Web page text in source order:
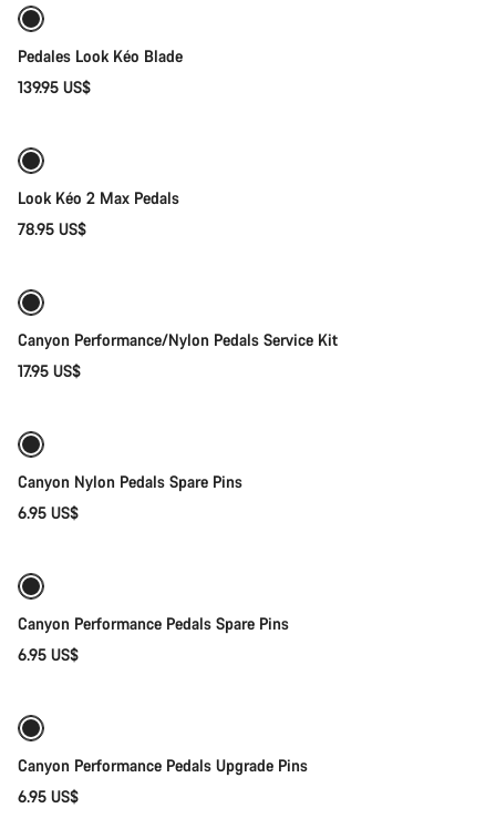
Pedales Look Kéo Blade
139.95 US$
Look Kéo 2 Max Pedals
78.95 US$
Canyon Performance/Nylon Pedals Service Kit
17.95 US$
Canyon Nylon Pedals Spare Pins
6.95 US$
Canyon Performance Pedals Spare Pins
6.95 US$
Canyon Performance Pedals Upgrade Pins
6.95 US$